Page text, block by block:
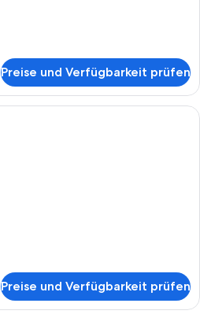
Preise und Verfügbarkeit prüfen
Ein modernes Hotelzimmer mit
Preise und Verfügbarkeit prüfen